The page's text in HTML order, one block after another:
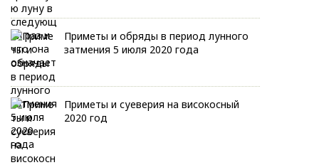
Приметы и обряды в период лунного
затмения 5 июля 2020 года
Приметы и суеверия на високосный
2020 год